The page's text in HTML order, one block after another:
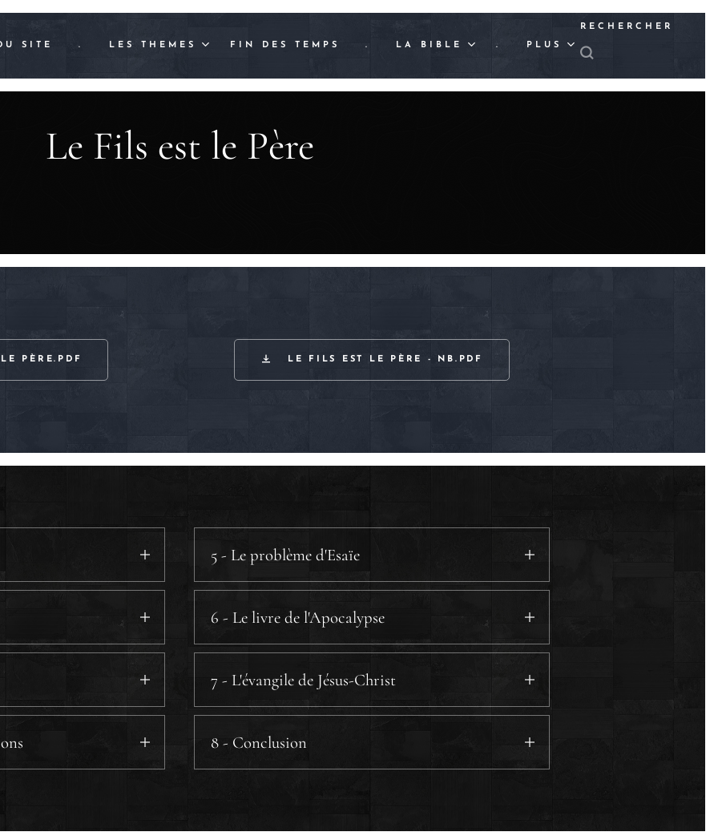
SITE . LES THEMES FIN DES TEMPS . LA BIBLE . PLUS
RECHERCHER
Le Fils est le Père
PÈRE.PDF LE FILS EST LE PÈRE - NB.PDF
5 - Le problème d'Esaïe
6 - Le livre de l'Apocalypse
a) Le Fils.
b) Le Saint-Esprit.
7 - L'évangile de Jésus-Christ
8 - Conclusion